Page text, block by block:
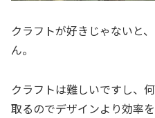
クラフトが好きじゃないと
ん。
クラフトは難しいですし、
取るのでデザインより効率を